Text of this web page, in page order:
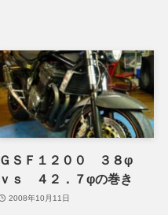
ＧＳＦ１２００ ３８φ
ｖｓ ４２．７φの巻き
2008年10月11日